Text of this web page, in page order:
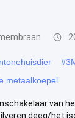
#
metaalkoepel
van
deeg/het